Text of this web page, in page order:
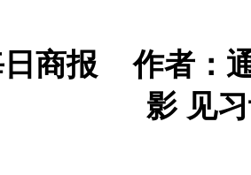
日商报作者：
影 见